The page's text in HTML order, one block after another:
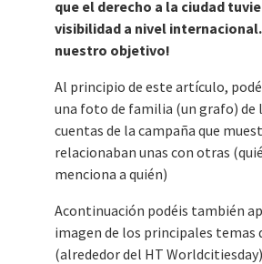
que el derecho a la ciudad
visibilidad a nivel
nuestro objetivo!
Al principio de este artículo,
una foto de familia (un grafo) de
cuentas de la campaña que
relacionaban unas con otras
menciona a quién)
Acontinuación podéis también
imagen de los principales temas
(alrededor del HT